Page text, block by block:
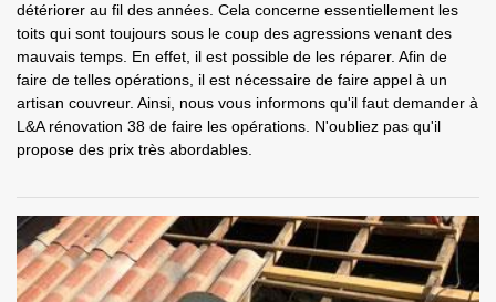
détériorer au fil des années. Cela concerne essentiellement les
toits qui sont toujours sous le coup des agressions venant des
mauvais temps. En effet, il est possible de les réparer. Afin de
faire de telles opérations, il est nécessaire de faire appel à un
artisan couvreur. Ainsi, nous vous informons qu'il faut demander à
L&A rénovation 38 de faire les opérations. N'oubliez pas qu'il
propose des prix très abordables.